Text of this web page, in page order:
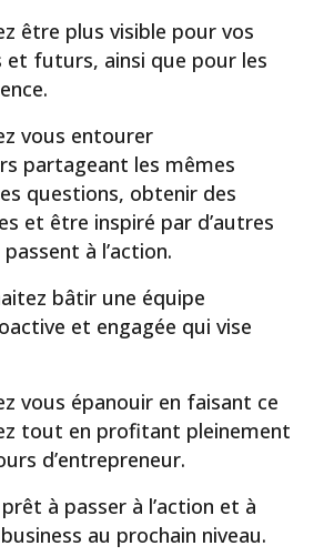
être plus visible pour vos
et futurs, ainsi que pour les
vous entourer
partageant les mêmes
questions, obtenir des
et être inspiré par d’autres
à l’action.
bâtir une équipe
et engagée qui vise
vous épanouir en faisant ce
tout en profitant pleinement
d’entrepreneur.
à passer à l’action et à
au prochain niveau.